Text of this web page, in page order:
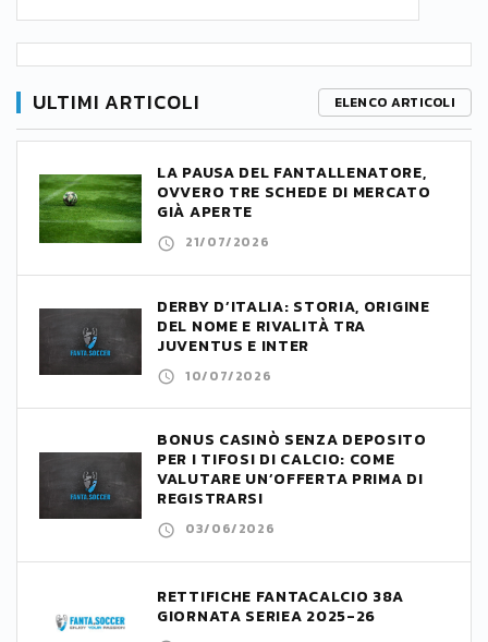
ULTIMI ARTICOLI ELENCO ARTICOLI
LA PAUSA DEL FANTALLENATORE,
OVVERO TRE SCHEDE DI MERCATO
GIÀ APERTE
21/07/2026
DERBY D’ITALIA: STORIA, ORIGINE
DEL NOME E RIVALITÀ TRA
JUVENTUS E INTER
10/07/2026
BONUS CASINÒ SENZA DEPOSITO
PER I TIFOSI DI CALCIO: COME
VALUTARE UN’OFFERTA PRIMA DI
REGISTRARSI
03/06/2026
RETTIFICHE FANTACALCIO 38A
GIORNATA SERIEA 2025-26